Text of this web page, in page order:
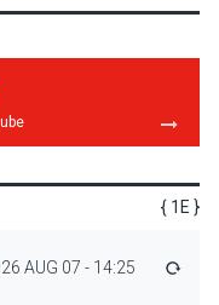
{ 1E }
AUG 07 - 14:25